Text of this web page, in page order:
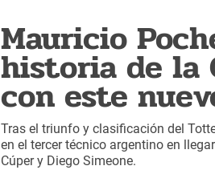
Mauricio
historia de la
con este
Tras el triunfo y clasificación del
en el tercer técnico argentino en
Cúper y Diego Simeone.